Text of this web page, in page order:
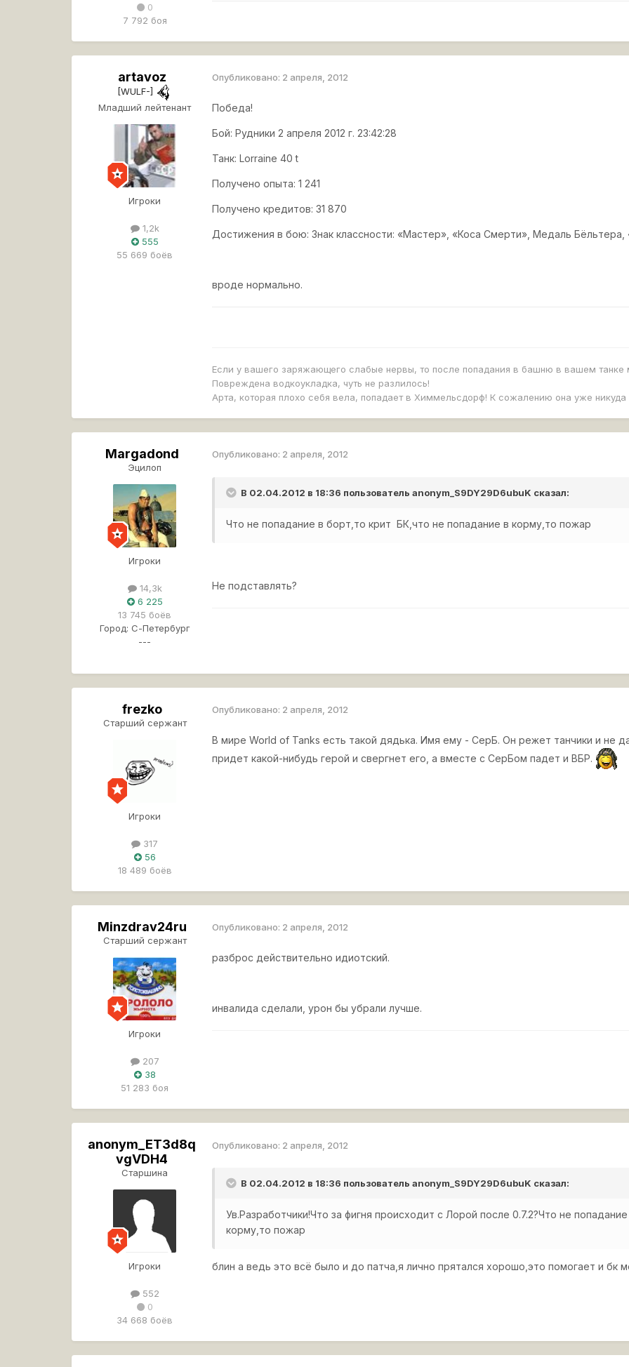
0
7 792 боя
artavoz
[WULF-]
Младший лейтенант
Игроки
1,2k
555
55 669 боёв
Опубликовано: 2 апреля, 2012
Победа!
Бой: Рудники 2 апреля 2012 г. 23:42:28
Танк: Lorraine 40 t
Получено опыта: 1 241
Получено кредитов: 31 870
Достижения в бою: Знак класcности: «Мастер», «Коса Смерти», Медаль Бёльтера,
вроде нормально.
Если у вашего заряжающего слабые нервы, то после попадания в башню в вашем танке
Повреждена водкоукладка, чуть не разлилось!
Арта, которая плохо себя вела, попадает в Химмельсдорф! К сожалению она уже никуда
Margadond
Эцилоп
Игроки
14,3k
6 225
13 745 боёв
Город: С-Петербург
---
Опубликовано: 2 апреля, 2012
В 02.04.2012 в 18:36 пользовательanonym_S9DY29D6ubuK сказал:
Что не попадание в борт,то крит БК,что не попадание в корму,то пожар
Не подставлять?
frezko
Старший сержант
Игроки
317
56
18 489 боёв
Опубликовано: 2 апреля, 2012
В мире World of Tanks есть такой дядька. Имя ему - СерБ. Он режет танчики и не
придет какой-нибудь герой и свергнет его, а вместе с СерБом падет и ВБР.
Minzdrav24ru
Старший сержант
Игроки
207
38
51 283 боя
Опубликовано: 2 апреля, 2012
разброс действительно идиотский.
инвалида сделали, урон бы убрали лучше.
anonym_ET3d8q
vgVDH4
Старшина
Игроки
552
0
34 668 боёв
Опубликовано: 2 апреля, 2012
В 02.04.2012 в 18:36 пользовательanonym_S9DY29D6ubuK сказал:
Ув.Разработчики!Что за фигня происходит с Лорой после 0.7.2?Что не
корму,то пожар
блин а ведь это всё было и до патча,я лично прятался хорошо,это помогает и бк